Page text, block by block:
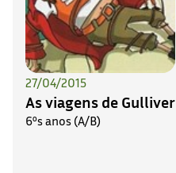
27/04/2015
As viagens de Gulliver
6ºs anos (A/B)